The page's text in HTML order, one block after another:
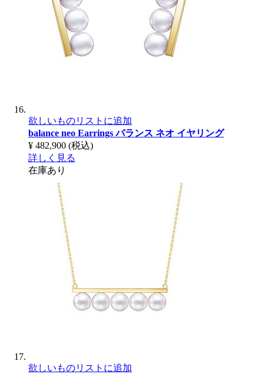
欲しいものリストに追加
balance neo Earringsバランス ネオ イヤリング
¥ 482,900 (税込)
詳しく見る
在庫あり
欲しいものリストに追加